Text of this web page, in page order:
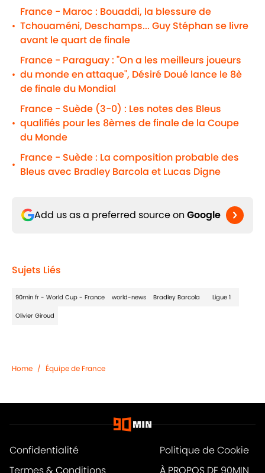
•
France - Maroc : Bouaddi, la blessure de
Tchouaméni, Deschamps... Guy Stéphan se livre
avant le quart de finale
•
France - Paraguay : "On a les meilleurs joueurs
du monde en attaque", Désiré Doué lance le 8è
de finale du Mondial
•
France - Suède (3-0) : Les notes des Bleus
qualifiés pour les 8èmes de finale de la Coupe
du Monde
•
France - Suède : La composition probable des
Bleus avec Bradley Barcola et Lucas Digne
Add us as a preferred source on Google
Sujets Liés
90min fr - World Cup - France world-news Bradley Barcola Ligue 1
Olivier Giroud
Home / Équipe de France
Confidentialité
Politique de Cookie